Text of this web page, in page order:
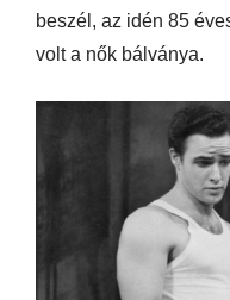
beszél, az idén 85
volt a nők bálványa.